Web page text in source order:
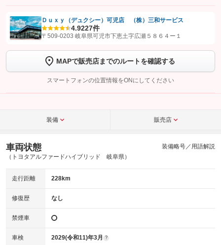
【STEP1】認証画面でグーネットを友だち追加してから「許可する」ボタンを押
トーク画面で
ボタンをタップして問い合わせを
完了してください。
こちら
Ｄｕｘｙ（デュクシー）可児店 （株）三和サービス
4.9227件
〒509-0203 岐阜県可児市下恵土字広瀬５８６４ー１
MAPで販売店までのルートを確認する
スマートフォンの位置情報をONにしてください
装備 販売店
車両状態
（トヨタアルファードハイブリッド 岐阜県）
装備略号／用語解説
走行距離 228km
修復歴 なし
禁煙車
車検 2029(令和11)年3月 ?